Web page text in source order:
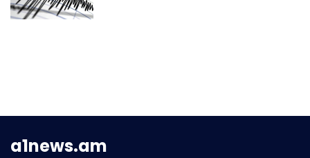
a1news.am